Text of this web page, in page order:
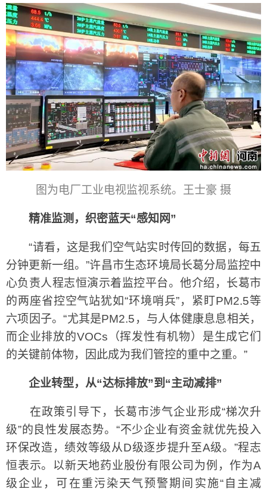
图为电厂工业电视监视系统。王士豪 摄
精准监测，织密蓝天“感知网”
“请看，这是我们空气站实时传回的数据，每五
分钟更新一组。”许昌市生态环境局长葛分局监控中
心负责人程志恒演示着监控平台。他介绍，长葛市
的两座省控空气站犹如“环境哨兵”，紧盯PM2.5等
六项因子。“尤其是PM2.5，与人体健康息息相关，
而企业排放的VOCs（挥发性有机物）是生成它们
的关键前体物，因此成为我们管控的重中之重。”
企业转型，从“达标排放”到“主动减排”
在政策引导下，长葛市涉气企业形成“梯次升
级”的良性发展态势。“不少企业有资金就优先投入
环保改造，绩效等级从D级逐步提升至A级。”程志
恒表示。以新天地药业股份有限公司为例，作为A
级企业，可在重污染天气预警期间实施“自主减